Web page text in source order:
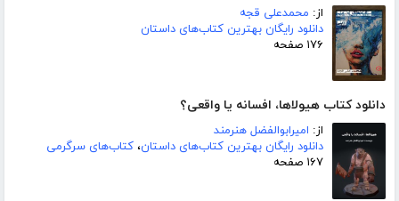
از: محمدعلی قجه
دانلود رایگان بهترین کتاب‌های داستان
۱۷۶ صفحه
دانلود کتاب هیولاها، افسانه یا واقعی؟
از: امیرابوالفضل هنرمند
دانلود رایگان بهترین کتاب‌های داستان، کتاب‌های سرگرمی
۱۶۷ صفحه